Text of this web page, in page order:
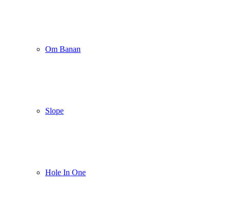
Om Banan
Slope
Hole In One